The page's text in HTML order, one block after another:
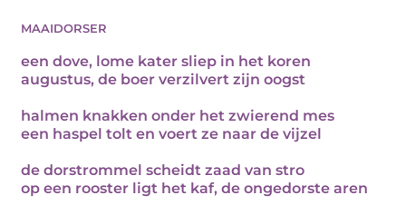
maaidorser
een dove, lome kater sliep in het koren
augustus, de boer verzilvert zijn oogst
halmen knakken onder het zwierend mes
een haspel tolt en voert ze naar de vijzel
de dorstrommel scheidt zaad van stro
op een rooster ligt het kaf, de ongedorste aren